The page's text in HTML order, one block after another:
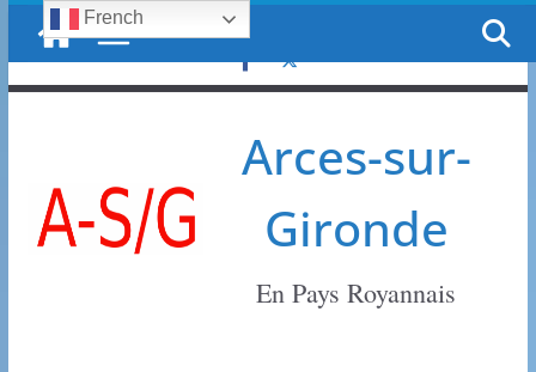
Passer
contenu
jeudi, 6 août, 2026
Arces-sur-
Gironde
En Pays Royannais
French